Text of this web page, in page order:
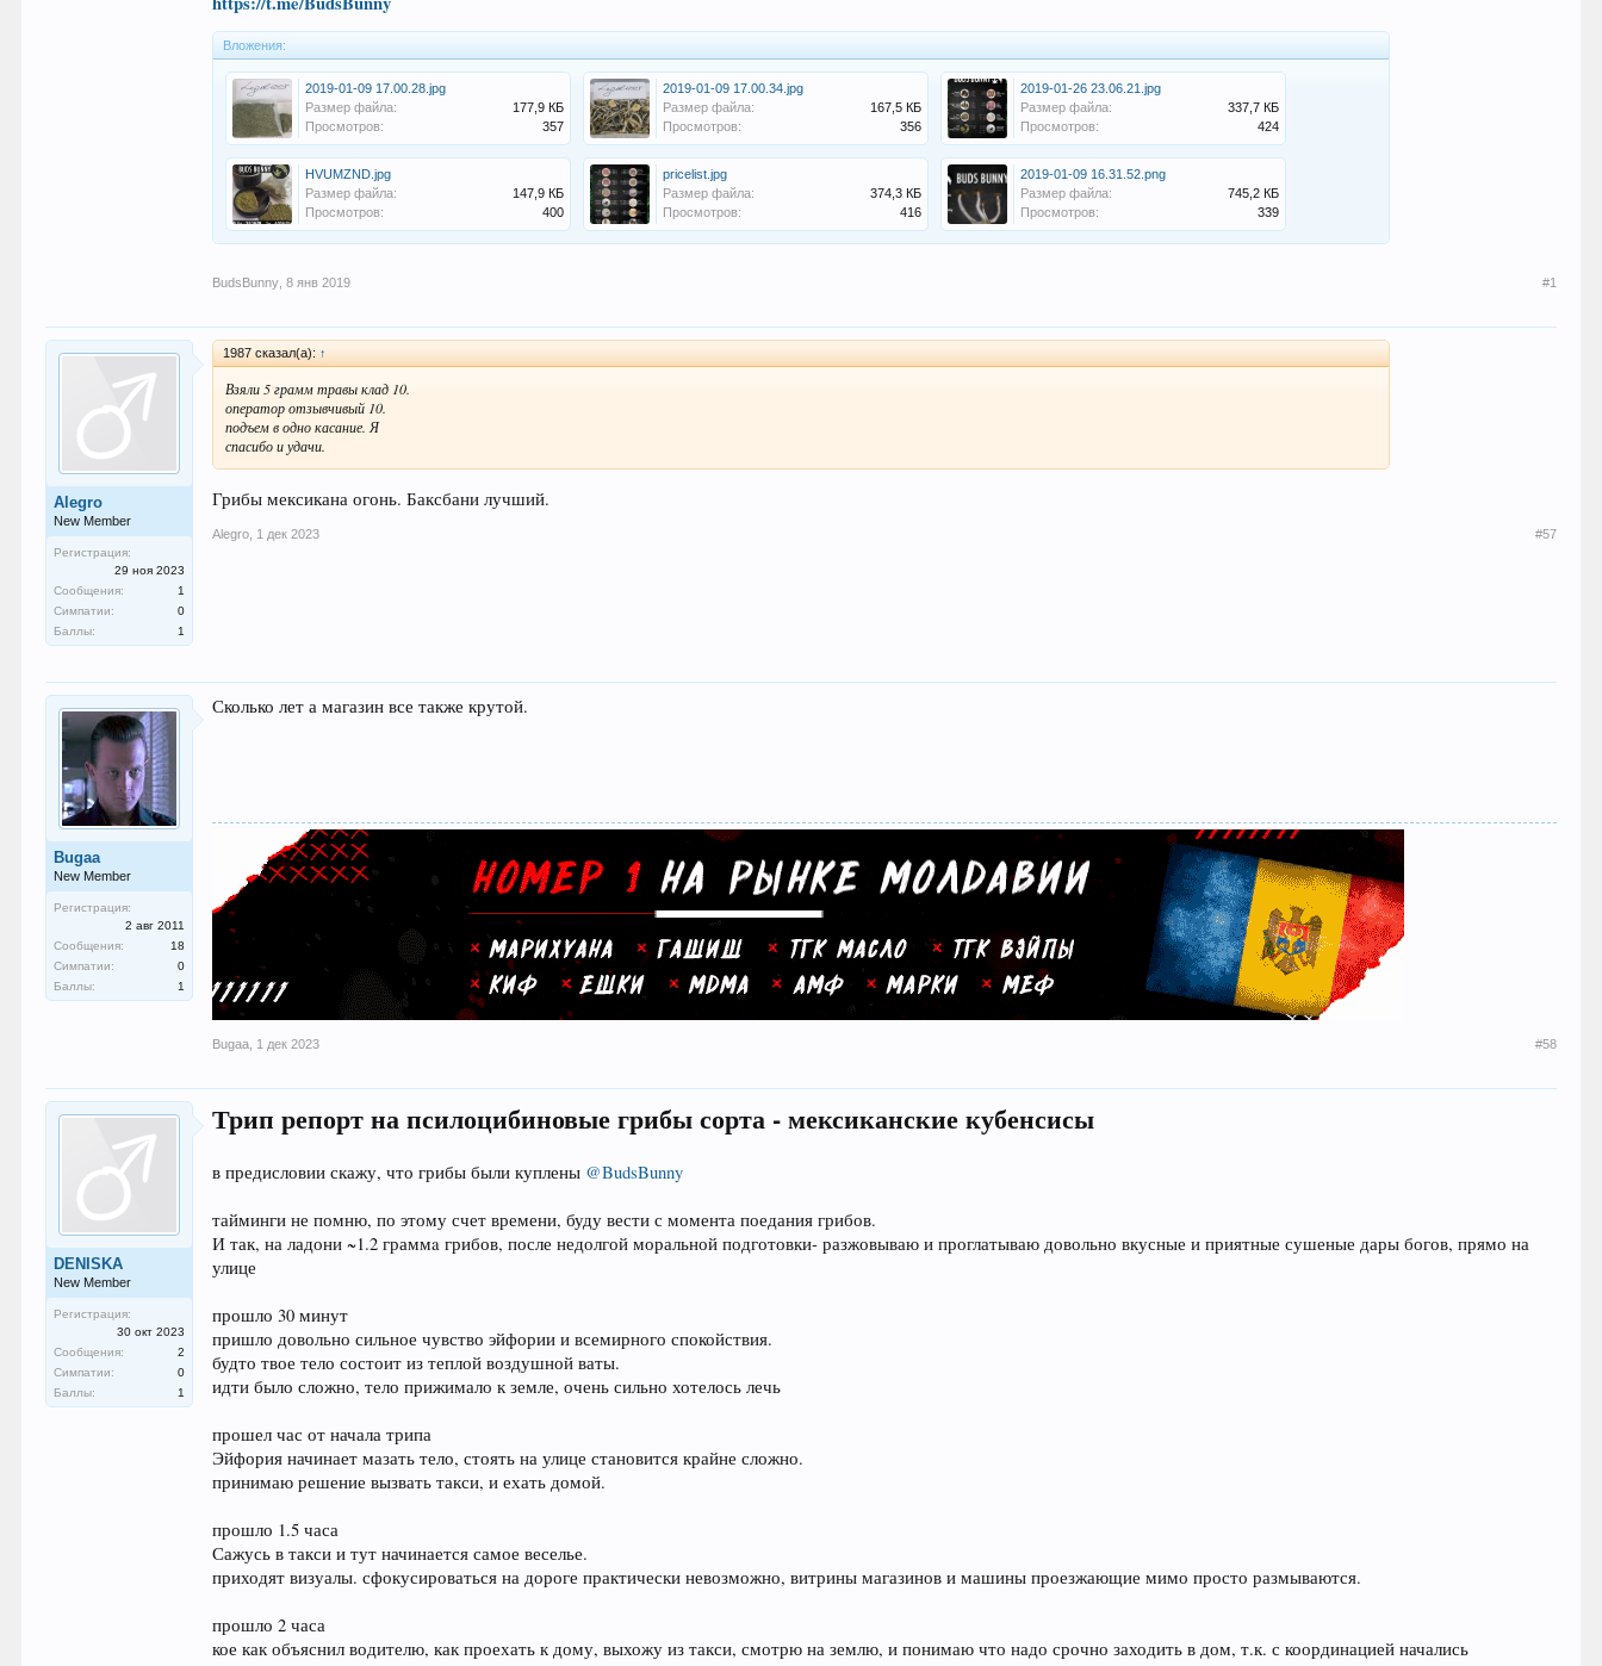
Вложения:
2019-01-09 17.00.28.jpg
Размер файла:
177,9 КБ
Просмотров:
357
2019-01-09 17.00.34.jpg
Размер файла:
167,5 КБ
Просмотров:
356
2019-01-26 23.06.21.jpg
Размер файла:
337,7 КБ
Просмотров:
424
HVUMZND.jpg
Размер файла:
147,9 КБ
Просмотров:
400
pricelist.jpg
Размер файла:
374,3 КБ
Просмотров:
416
2019-01-09 16.31.52.png
Размер файла:
745,2 КБ
Просмотров:
339
BudsBunny 8 янв 2019 #1
Alegro
New Member
Регистрация:
29 ноя 2023
Сообщения:
1
Симпатии:
0
Баллы:
1
1987 сказал(а): ↑
Взяли 5 грамм травы клад 10.
оператор отзывчивый 10.
подъем в одно касание. Я
спасибо и удачи.
Грибы мексикана огонь. Баксбани лучший.
Alegro 1 дек 2023 #57
Bugaa
New Member
Регистрация:
2 авг 2011
Сообщения:
18
Симпатии:
0
Баллы:
1
Сколько лет а магазин все также крутой.
Bugaa 1 дек 2023 #58
DENISKA
New Member
Регистрация:
30 окт 2023
Сообщения:
2
Симпатии:
0
Баллы:
1
Трип репорт на псилоцибиновые грибы сорта - мексиканские кубенсисы
в предисловии скажу, что грибы были куплены @BudsBunny
тайминги не помню, по этому счет времени, буду вести с момента поедания грибов.
И так, на ладони ~1.2 граммa грибов, после недолгой моральной подготовки- разжовываю и проглатываю довольно вкусные и приятные сушеные дары богов, прямо на
улице
прошло 30 минут
пришло довольно сильное чувство эйфории и всемирного спокойствия.
будто твое тело состоит из теплой воздушной ваты.
идти было сложно, тело прижимало к земле, очень сильно хотелось лечь
прошел час от начала трипа
Эйфория начинает мазать тело, стоять на улице становится крайне сложно.
принимаю решение вызвать такси, и ехать домой.
прошло 1.5 часа
Сажусь в такси и тут начинается самое веселье.
приходят визуалы. сфокусироваться на дороге практически невозможно, витрины магазинов и машины проезжающие мимо просто размываются.
прошло 2 часа
кое как объяснил водителю, как проехать к дому, выхожу из такси, смотрю на землю, и понимаю что надо срочно заходить в дом, т.к. с координацией начались